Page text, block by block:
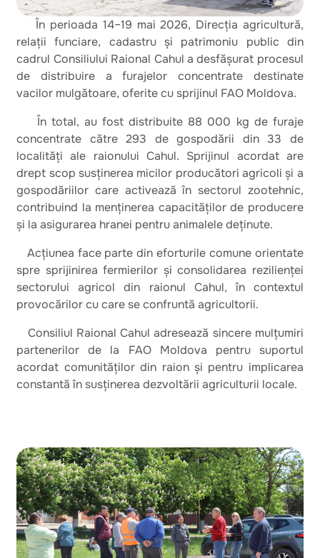
În perioada 14–19 mai 2026, Direcția agricultură,
relații funciare, cadastru și patrimoniu public din
cadrul Consiliului Raional Cahul a desfășurat procesul
de distribuire a furajelor concentrate destinate
vacilor mulgătoare, oferite cu sprijinul FAO Moldova.
În total, au fost distribuite 88 000 kg de furaje
concentrate către 293 de gospodării din 33 de
localități ale raionului Cahul. Sprijinul acordat are
drept scop susținerea micilor producători agricoli și a
gospodăriilor care activează în sectorul zootehnic,
contribuind la menținerea capacităților de producere
și la asigurarea hranei pentru animalele deținute.
Acțiunea face parte din eforturile comune orientate
spre sprijinirea fermierilor și consolidarea rezilienței
sectorului agricol din raionul Cahul, în contextul
provocărilor cu care se confruntă agricultorii.
Consiliul Raional Cahul adresează sincere mulțumiri
partenerilor de la FAO Moldova pentru suportul
acordat comunităților din raion și pentru implicarea
constantă în susținerea dezvoltării agriculturii locale.